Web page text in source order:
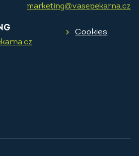
marketing@vasepekarna.cz
Cookies